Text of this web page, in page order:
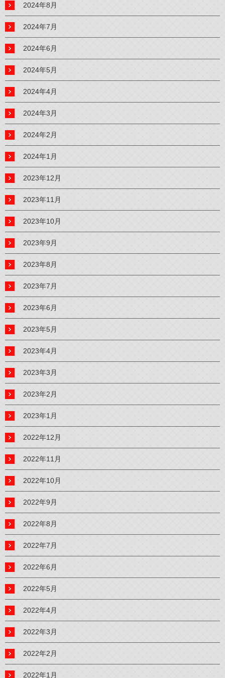
2024年8月
2024年7月
2024年6月
2024年5月
2024年4月
2024年3月
2024年2月
2024年1月
2023年12月
2023年11月
2023年10月
2023年9月
2023年8月
2023年7月
2023年6月
2023年5月
2023年4月
2023年3月
2023年2月
2023年1月
2022年12月
2022年11月
2022年10月
2022年9月
2022年8月
2022年7月
2022年6月
2022年5月
2022年4月
2022年3月
2022年2月
2022年1月